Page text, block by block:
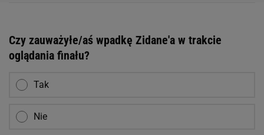
Czy zauważyłe/aś wpadkę Zidane'a w trakcie
oglądania finału?
Tak
Nie